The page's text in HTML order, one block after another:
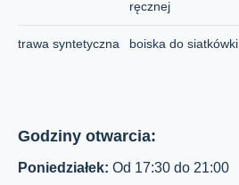
ręcznej
trawa syntetyczna boiska do siatkówki
Godziny otwarcia:
Poniedziałek: Od 17:30 do 21:00